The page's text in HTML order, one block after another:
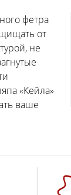
фетра
от
не
«Кейла»
ваше